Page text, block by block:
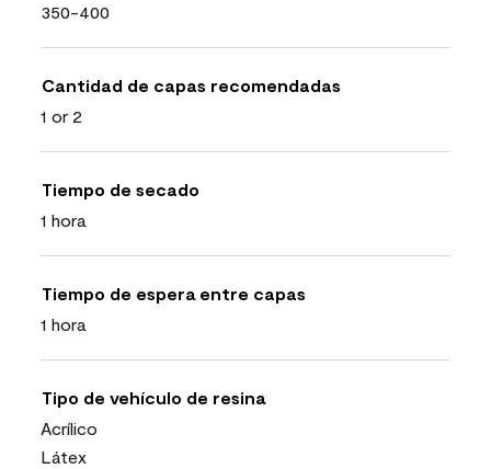
350-400
Cantidad de capas recomendadas
1 or 2
Tiempo de secado
1 hora
Tiempo de espera entre capas
1 hora
Tipo de vehículo de resina
Acrílico
Látex